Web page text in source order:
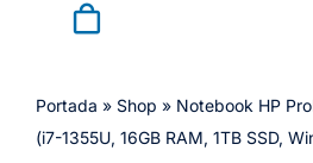
Portada » Shop » Notebook HP
(i7-1355U, 16GB RAM, 1TB SSD,